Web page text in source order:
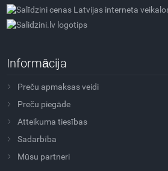
Informācija
Preču apmaksas veidi
Preču piegāde
Atteikuma tiesības
Sadarbība
Mūsu partneri